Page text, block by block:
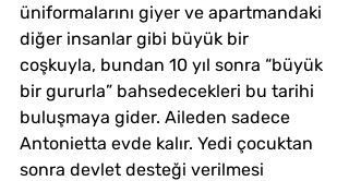
üniformalarını giyer ve apartmandaki
diğer insanlar gibi büyük bir
coşkuyla, bundan 10 yıl sonra “büyük
bir gururla” bahsedecekleri bu tarihi
buluşmaya gider. Aileden sadece
Antonietta evde kalır. Yedi çocuktan
sonra devlet desteği verilmesi